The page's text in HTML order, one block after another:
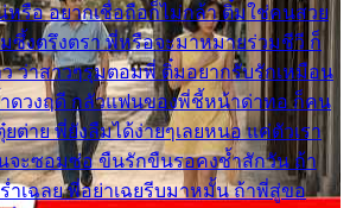
หรือ อยากเชื่อถือก็ไม่กล้า ติ๋มใช่คนสวย
มซึ้งตรึงตรา พี่หรือจะมาหมายร่วมชีวี ก็
ว่าสาวๆรุมตอมพี่ ติ๋มอยากรับรักเหมือน
ดวงฤดี กลัวแฟนของพี่ชี้หน้าด่าทอ ก็คน
ต่าย พี่ยังลืมได้ง่ายๆเลยหนอ แค่ตัวเรา
จะซอมซ่อ ขืนรักขืนรอคงช้ำสักวัน ถ้า
ำเฉลย พี่อย่าเฉยรีบมาหมั้น ถ้าพี่สู่ขอ